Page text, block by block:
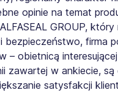
opinie na temat
GROUP,
firma
obietnicą
zawartej w ankiecie,
satysfakcji